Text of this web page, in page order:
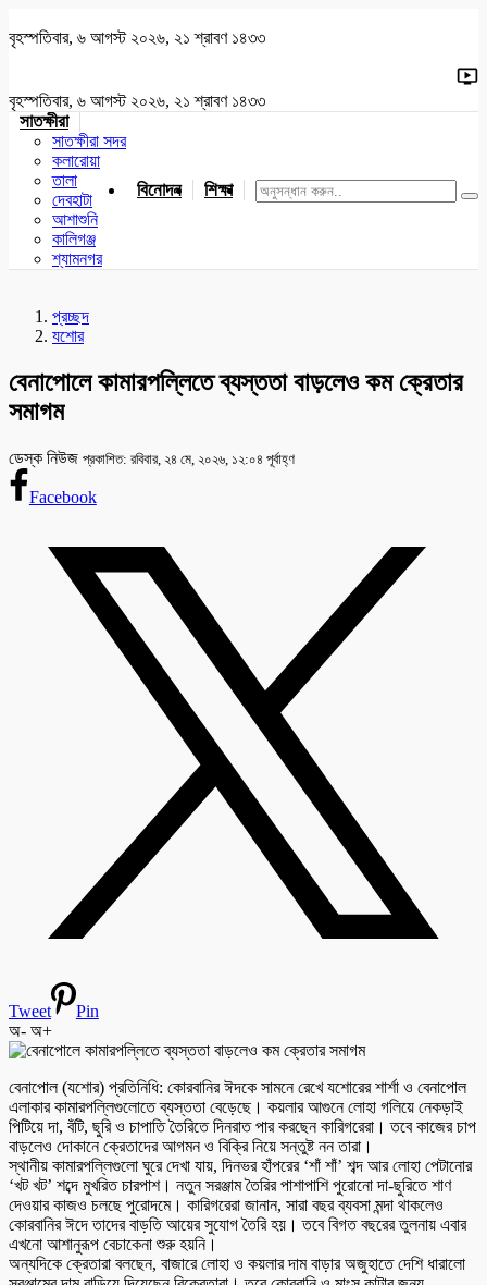
বৃহস্পতিবার, ৬ আগস্ট ২০২৬, ২১ শ্রাবণ ১৪৩৩
বৃহস্পতিবার, ৬ আগস্ট ২০২৬, ২১ শ্রাবণ ১৪৩৩
সাতক্ষীরা
সাতক্ষীরা সদর
কলারোয়া
তালা
দেবহাটা
আশাশুনি
কালিগঞ্জ
শ্যামনগর
বিনোদন শিক্ষা খেলাধুলা জাতীয় যশোর
প্রচ্ছদ
যশোর
বেনাপোলে কামারপল্লিতে ব্যস্ততা বাড়লেও কম ক্রেতার
সমাগম
ডেস্ক নিউজ প্রকাশিত: রবিবার, ২৪ মে, ২০২৬, ১২:০৪ পূর্বাহ্ণ
Facebook
Tweet
Pin
অ- অ+
বেনাপোল (যশোর) প্রতিনিধি: কোরবানির ঈদকে সামনে রেখে যশোরের শার্শা ও বেনাপোল
এলাকার কামারপল্লিগুলোতে ব্যস্ততা বেড়েছে। কয়লার আগুনে লোহা গলিয়ে নেকড়াই
পিটিয়ে দা, বঁটি, ছুরি ও চাপাতি তৈরিতে দিনরাত পার করছেন কারিগরেরা। তবে কাজের চাপ
বাড়লেও দোকানে ক্রেতাদের আগমন ও বিক্রি নিয়ে সন্তুষ্ট নন তারা।
স্থানীয় কামারপল্লিগুলো ঘুরে দেখা যায়, দিনভর হাঁপরের ‘শাঁ শাঁ’ শব্দ আর লোহা পেটানোর
‘খট খট’ শব্দে মুখরিত চারপাশ। নতুন সরঞ্জাম তৈরির পাশাপাশি পুরোনো দা-ছুরিতে শাণ
দেওয়ার কাজও চলছে পুরোদমে। কারিগরেরা জানান, সারা বছর ব্যবসা মন্দা থাকলেও
কোরবানির ঈদে তাদের বাড়তি আয়ের সুযোগ তৈরি হয়। তবে বিগত বছরের তুলনায় এবার
এখনো আশানুরূপ বেচাকেনা শুরু হয়নি।
অন্যদিকে ক্রেতারা বলছেন, বাজারে লোহা ও কয়লার দাম বাড়ার অজুহাতে দেশি ধারালো